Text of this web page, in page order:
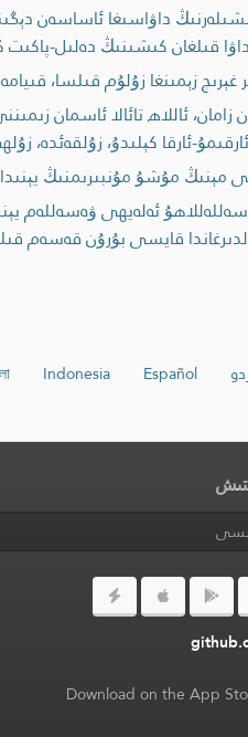
داۋاسىغا ئاساسەن
قىلغان كىشىنىڭ دەلىل-
زېمىنغا زۇلۇم قىلسا،
ئاللاھ تائالا ئاسمان
ئارقا كېلىدۇ،
مۇشۇ مۇنبىرىمنىڭ يېنىدا
ئەلەيھى ۋەسەللەم
قايسى بۇرۇن قەسەم
Español
Indonesia